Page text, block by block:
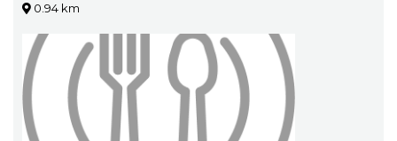
0.94 km